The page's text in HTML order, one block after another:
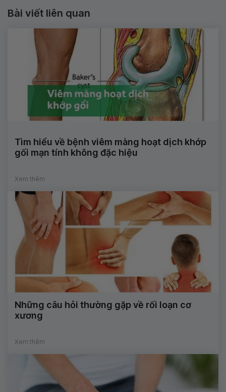
Bài viết liên quan
Tìm hiểu về bệnh viêm màng hoạt dịch khớp
gối mạn tính không đặc hiệu
Xem thêm
Những câu hỏi thường gặp về rối loạn cơ
xương
Xem thêm